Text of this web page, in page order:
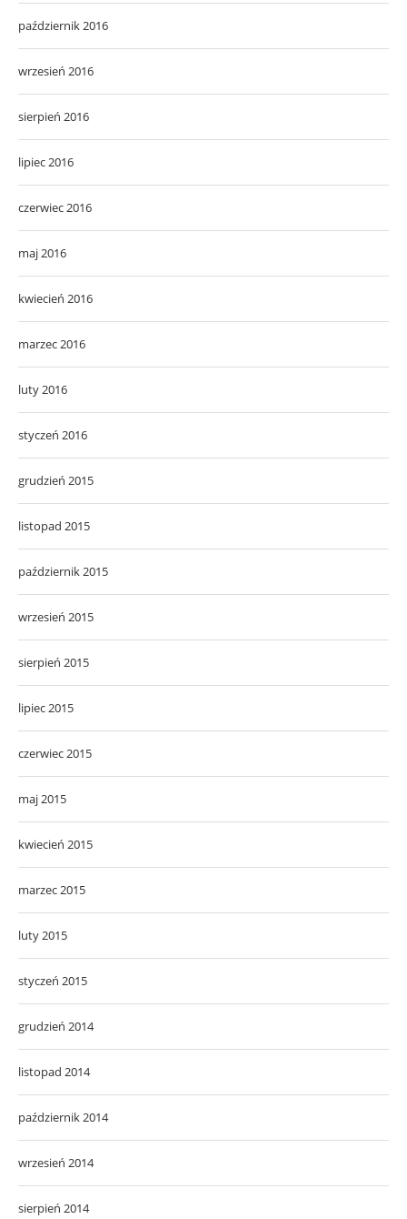
październik 2016
wrzesień 2016
sierpień 2016
lipiec 2016
czerwiec 2016
maj 2016
kwiecień 2016
marzec 2016
luty 2016
styczeń 2016
grudzień 2015
listopad 2015
październik 2015
wrzesień 2015
sierpień 2015
lipiec 2015
czerwiec 2015
maj 2015
kwiecień 2015
marzec 2015
luty 2015
styczeń 2015
grudzień 2014
listopad 2014
październik 2014
wrzesień 2014
sierpień 2014